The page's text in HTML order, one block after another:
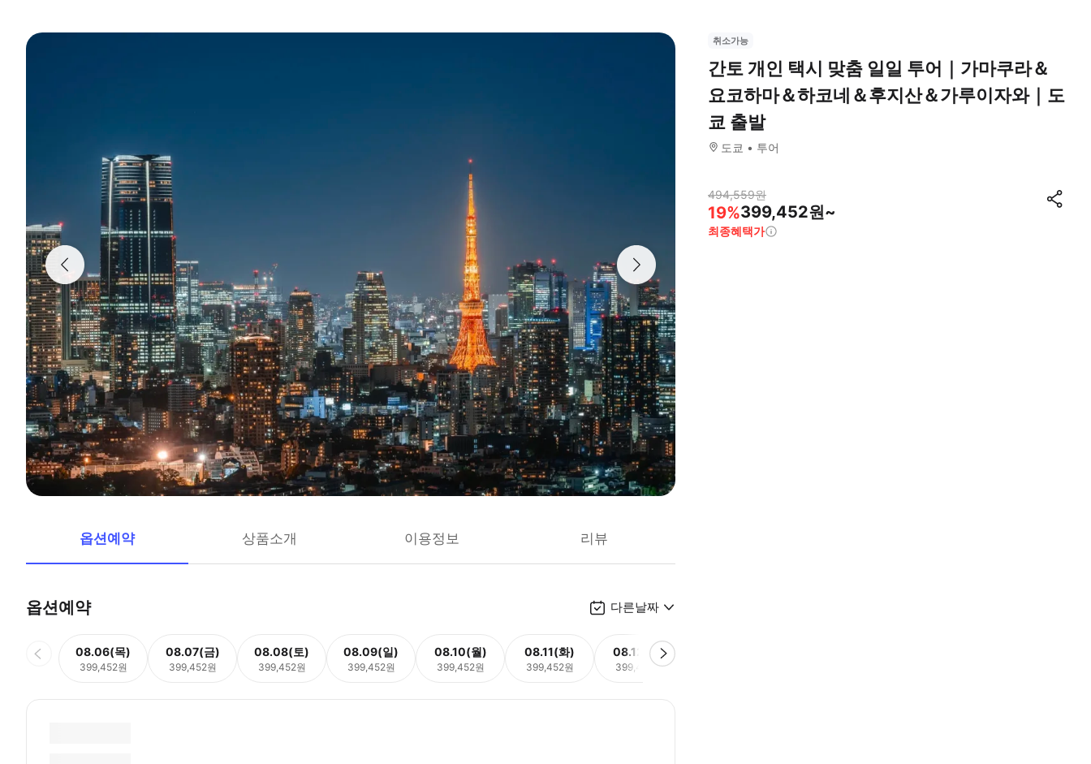
옵션예약 상품소개 이용정보 리뷰
옵션예약 다른날짜
08.06(목)
399,452원
08.07(금)
399,452원
08.08(토)
399,452원
08.09(일)
399,452원
08.10(월)
399,452원
08.11(화)
399,452원
08.12(수)
399,452원
취소가능
간토 개인 택시 맞춤 일일 투어｜가마쿠라＆
요코하마＆하코네＆후지산＆가루이자와｜도
쿄 출발
도쿄 투어
494,559원
19%399,452원~
최종혜택가